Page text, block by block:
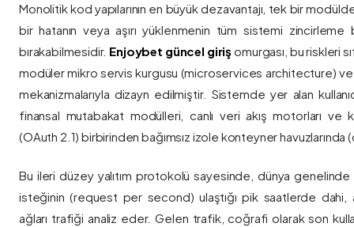
Monolitik kod yapılarının en büyük dezavantajı, tek bir
bir hatanın veya aşırı yüklenmenin tüm sistemi zincirleme
bırakabilmesidir. Enjoybet güncel giriş omurgası, bu riskleri
modüler mikro servis kurgusu (microservices architecture)
mekanizmalarıyla dizayn edilmiştir. Sistemde yer alan
finansal mutabakat modülleri, canlı veri akış motorları ve
(OAuth 2.1) birbirinden bağımsız izole konteyner havuzlarında
Bu ileri düzey yalıtım protokolü sayesinde, dünya genelinde
isteğinin (request per second) ulaştığı pik saatlerde dahi,
ağları trafiği analiz eder. Gelen trafik, coğrafi olarak son